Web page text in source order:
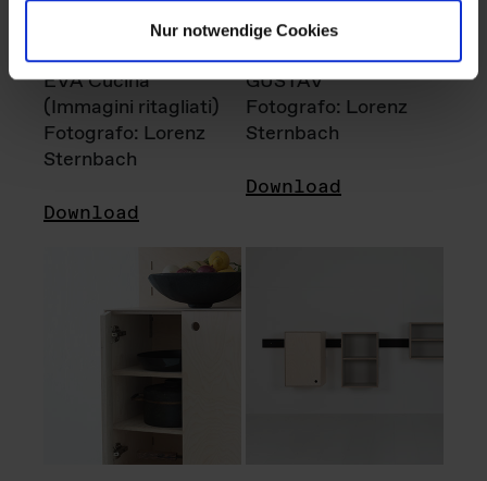
Nur notwendige Cookies
EVA Cucina
(Immagini ritagliati)
Fotografo: Lorenz
Sternbach
Download
GUSTAV
Fotografo: Lorenz
Sternbach
Download